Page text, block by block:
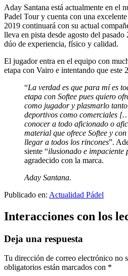
Aday Santana está actualmente en el
Padel Tour y cuenta con una
2019 continuará con su actual
lleva en pista desde agosto del
dúo de experiencia, físico y calidad.
El jugador entra en el equipo con
etapa con Vairo e intentando que este
“La verdad es que para mí es
etapa con Softee pues quiero
como jugador y plasmarlo
deportivos como comerciales
conocer a todo aficionado o
material que ofrece Softee y
llegar a todos los rincones”.
siente “ilusionado e impaciente
agradecido con la marca.
Aday Santana.
Publicado en: Actualidad Pádel
Interacciones con los
Deja una respuesta
Tu dirección de correo electrónico no
obligatorios están marcados con *